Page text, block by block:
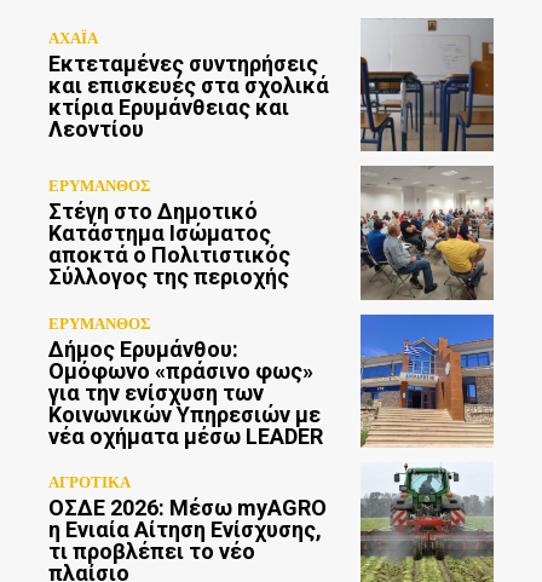
ΑΧΑΪΑ
Εκτεταμένες συντηρήσεις
και επισκευές στα σχολικά
κτίρια Ερυμάνθειας και
Λεοντίου
ΕΡΥΜΑΝΘΟΣ
Στέγη στο Δημοτικό
Κατάστημα Ισώματος
αποκτά ο Πολιτιστικός
Σύλλογος της περιοχής
ΕΡΥΜΑΝΘΟΣ
Δήμος Ερυμάνθου:
Ομόφωνο «πράσινο φως»
για την ενίσχυση των
Κοινωνικών Υπηρεσιών με
νέα οχήματα μέσω LEADER
ΑΓΡΟΤΙΚΑ
ΟΣΔΕ 2026: Μέσω myAGRO
η Ενιαία Αίτηση Ενίσχυσης,
τι προβλέπει το νέο
πλαίσιο